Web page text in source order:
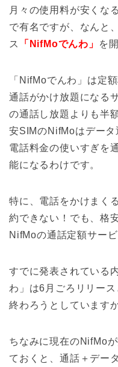
月々の使用料が安くな
で有名ですが、なんと
ス
「NifMoでんわ」 を
「NifMoでんわ」は定
通話がかけ放題になる
の通話し放題よりも半
安SIMのNifMoはデータ
電話料金の使いすぎを
能になるわけです。
特に、電話をかけまく
約できない！でも、格
NifMoの通話定額サー
すでに発表されている
わ」は6月ごろリリー
終わろうとしています
ちなみに現在のNifMo
ておくと、通話＋デー